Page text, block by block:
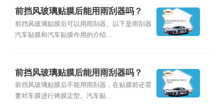
前挡风玻璃贴膜后能用雨刮器吗？
前挡风玻璃贴膜后可以用雨刮器。以下是雨刮器
汽车贴膜和汽车贴膜作用的介绍...
前挡风玻璃贴膜后能用雨刮器吗？
前挡风玻璃贴膜后不能用雨刮器，在贴膜前还需
要对车膜进行烤膜定型。汽车贴...